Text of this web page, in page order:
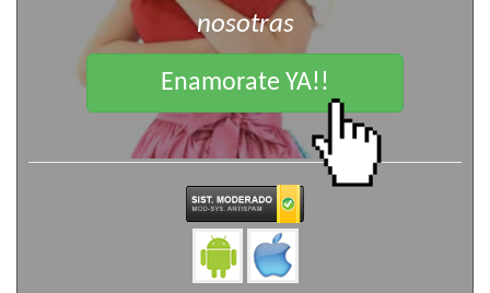
nosotras
Enamorate YA!!